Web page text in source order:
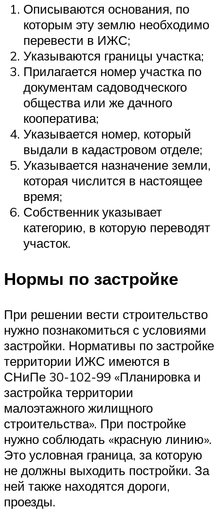
Описываются основания, по
которым эту землю необходимо
перевести в ИЖС;
Указываются границы участка;
Прилагается номер участка по
документам садоводческого
общества или же дачного
кооператива;
Указывается номер, который
выдали в кадастровом отделе;
Указывается назначение земли,
которая числится в настоящее
время;
Собственник указывает
категорию, в которую переводят
участок.
Нормы по застройке
При решении вести строительство
нужно познакомиться с условиями
застройки. Нормативы по застройке
территории ИЖС имеются в
СНиПе 30-102-99 «Планировка и
застройка территории
малоэтажного жилищного
строительства». При постройке
нужно соблюдать «красную линию».
Это условная граница, за которую
не должны выходить постройки. За
ней также находятся дороги,
проезды.